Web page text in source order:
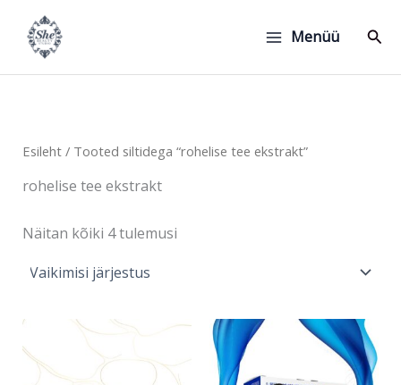
content
Menüü
Esileht/ Tooted siltidega “rohelise tee ekstrakt”
rohelise tee ekstrakt
Näitan kõiki 4 tulemusi